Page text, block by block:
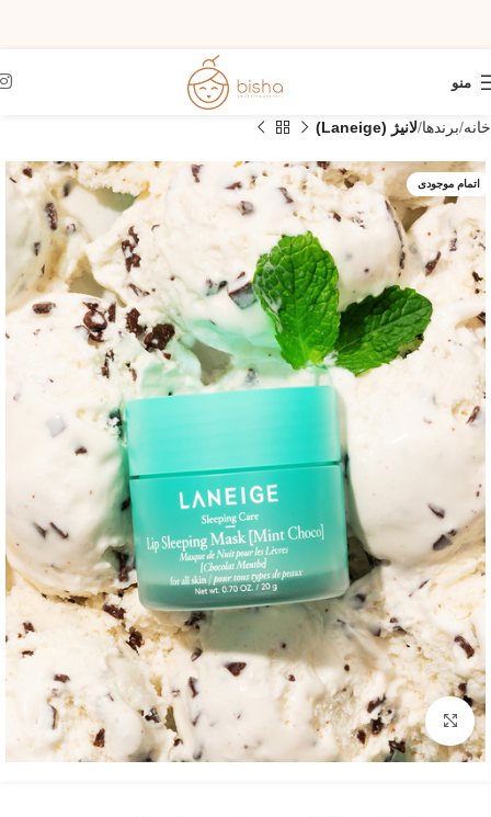
منو
خانه برندها لانیژ (Laneige)
اتمام موجودی
بزرگنمایی تصویر